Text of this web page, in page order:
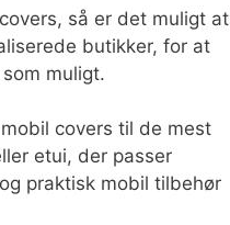
så er det muligt at
butikker, for at
muligt.
covers til de mest
etui, der passer
praktisk mobil tilbehør